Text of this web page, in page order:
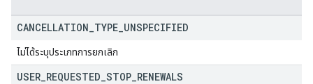
CANCELLATION TYPE UNSPECIFIED
ไม่ได้ระบุประเภทการยกเลิก
USER REQUESTED STOP RENEWALS